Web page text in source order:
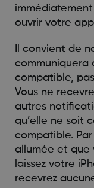
immédiatement
ouvrir votre
Il convient de
communiquera
compatible,
Vous ne
autres
qu’elle ne soit
compatible.
allumée et que
laissez votre
recevrez